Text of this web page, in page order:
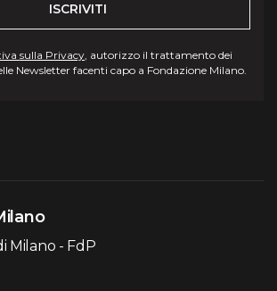
ISCRIVITI
sulla Privacy, autorizzo il trattamento dei
Newsletter facenti capo a Fondazione Milano.
Milano - FdP